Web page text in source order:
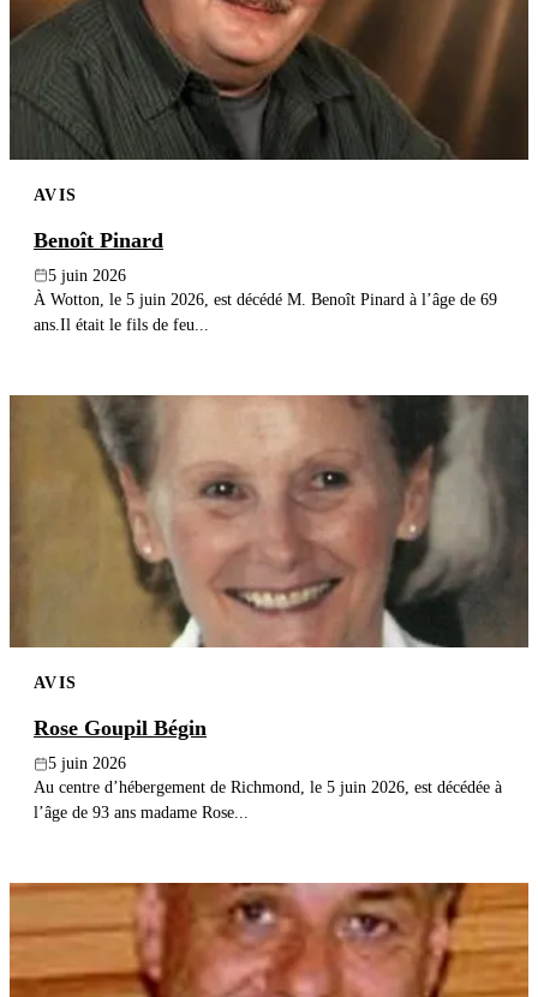
AVIS
Benoît Pinard
5 juin 2026
À Wotton, le 5 juin 2026, est décédé M. Benoît Pinard à l’âge de 69
ans.Il était le fils de feu...
AVIS
Rose Goupil Bégin
5 juin 2026
Au centre d’hébergement de Richmond, le 5 juin 2026, est décédée à
l’âge de 93 ans madame Rose...